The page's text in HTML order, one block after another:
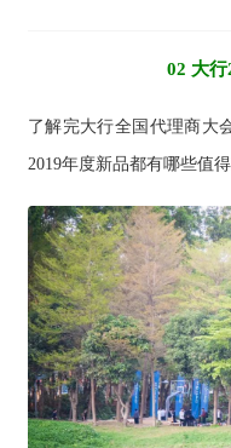
02 大
了解完大行全国代理商大
2019年度新品都有哪些值